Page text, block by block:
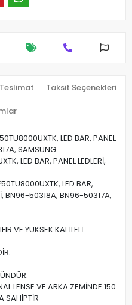
Taksit Seçenekleri
LED BAR, PANEL
SAMSUNG
LED BAR, PANEL LEDLERİ,
LED BAR,
BN96-50318A, BN96-50317A,
VE YÜKSEK KALİTELİ
LENSE VE ARKA ZEMİNDE 150
SAHİPTİR